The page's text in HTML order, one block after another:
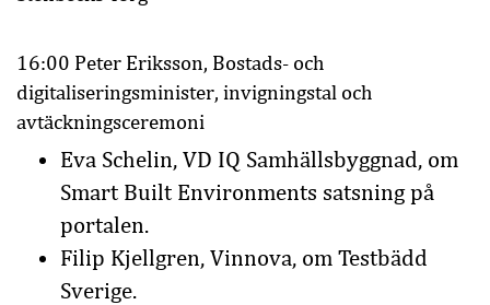
16:00 Peter Eriksson, Bostads- och
digitaliseringsminister, invigningstal och
avtäckningsceremoni
Eva Schelin, VD IQ Samhällsbyggnad, om
Smart Built Environments satsning på
portalen.
Filip Kjellgren, Vinnova, om Testbädd
Sverige.